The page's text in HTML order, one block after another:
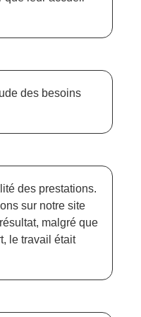
des besoins
des prestations.
sur notre site
malgré que
le travail était